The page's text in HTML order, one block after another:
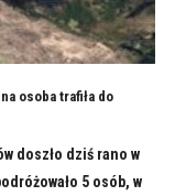
osoba trafiła do
doszło dziś rano w
5 osób, w